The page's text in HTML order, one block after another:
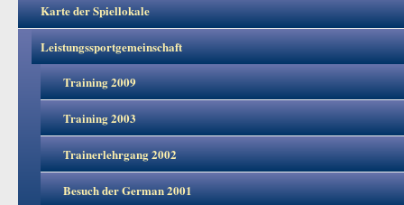
Karte der Spiellokale
Leistungssportgemeinschaft
Training 2009
Training 2003
Trainerlehrgang 2002
Besuch der German 2001